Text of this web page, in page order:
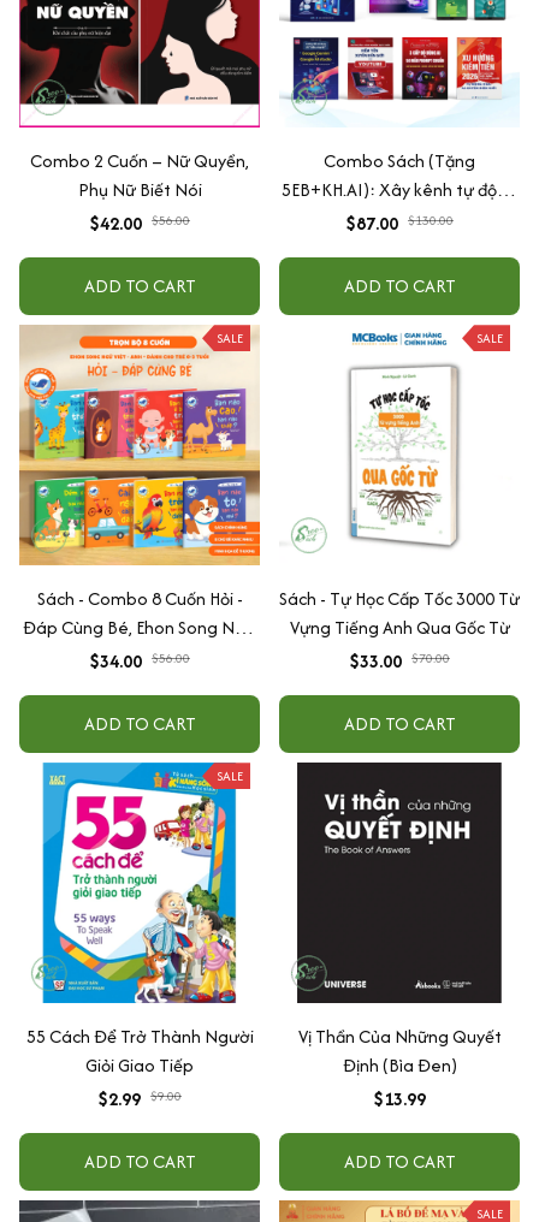
Combo 2 Cuốn – Nữ Quyền,
Phụ Nữ Biết Nói
$42.00 $56.00
ADD TO CART
Combo Sách (Tặng
5EB+KH.AI): Xây kênh tự động
AI Agent + AI siêu mạnh + 3
+ Xu hướng
$87.00 $130.00
ADD TO CART
SALE
Sách - Combo 8 Cuốn Hỏi -
Đáp Cùng Bé, Ehon Song Ngữ
Việt - Anh - Dành Cho Bé Từ 0
$34.00 $56.00
ADD TO CART
SALE
Sách - Tự Học Cấp Tốc 3000 Từ
Vựng Tiếng Anh Qua Gốc Từ
$33.00 $70.00
ADD TO CART
SALE
55 Cách Để Trở Thành Người
Giỏi Giao Tiếp
$2.99 $9.00
ADD TO CART
Vị Thần Của Những Quyết
Định (Bìa Đen)
$13.99
ADD TO CART
SALE